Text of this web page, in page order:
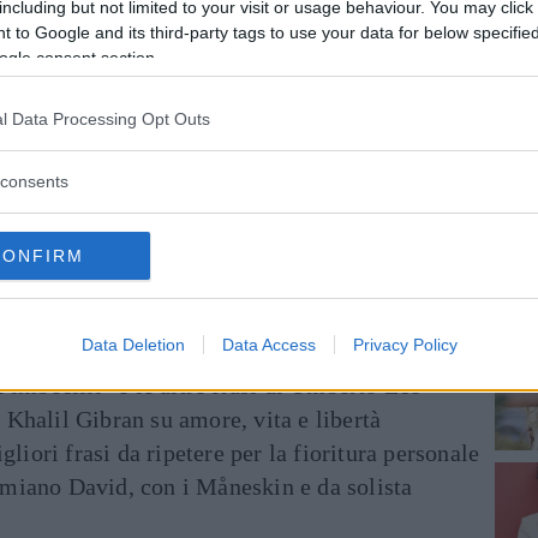
but not limited to your visit or usage behaviour. You may
to Google and its third-party tags to use your data for below
consent section.
Data Processing Opt Outs
Data Deletion Data Access Privacy Policy
fatica:“Aspettate il mio album per
l’ardua sentenza.
News!
quello che è successo dopo mi ha cambiato
e le altre frasi di Umberto Eco
Gibran su amore, vita e libertà
frasi da ripetere per la fioritura personale
David, con i Måneskin e da solista